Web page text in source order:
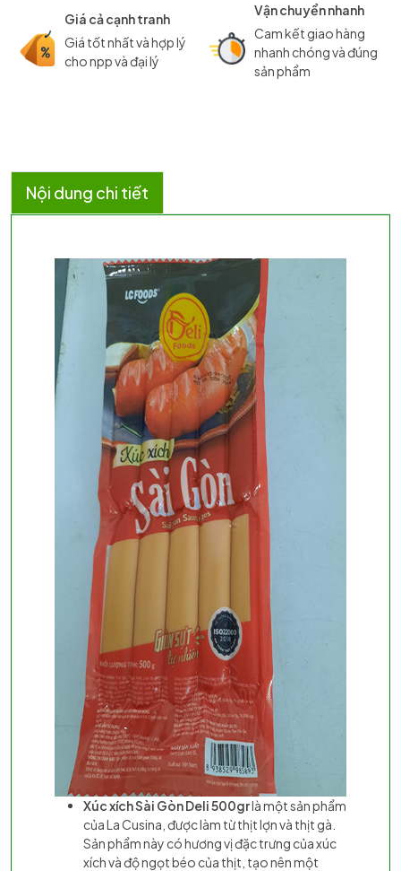
Giá cả cạnh tranh
Giá tốt nhất và hợp lý
cho npp và đại lý
Vận chuyển nhanh
Cam kết giao hàng
nhanh chóng và đúng
sản phẩm
Nội dung chi tiết
Xúc xích Sài Gòn Deli 500grlà một sản phẩm
của La Cusina, được làm từ thịt lợn và thịt gà.
Sản phẩm này có hương vị đặc trưng của xúc
xích và độ ngọt béo của thịt, tạo nên một